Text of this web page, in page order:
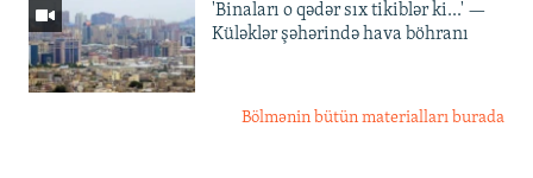
'Binaları o qədər sıx tikiblər ki...' —
Küləklər şəhərində hava böhranı
Bölmənin bütün materialları burada